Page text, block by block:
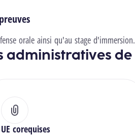
orale ainsi qu'au stage d'immersion.
administratives de
UE corequises